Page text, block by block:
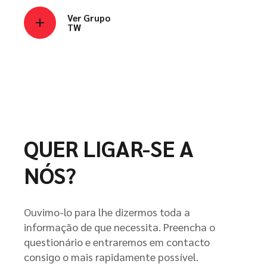
Ver Grupo
TW
QUER LIGAR-SE A
NÓS?
Ouvimo-lo para lhe dizermos toda a
informação de que necessita. Preencha o
questionário e entraremos em contacto
consigo o mais rapidamente possível.